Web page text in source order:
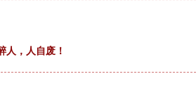
人，人自废！